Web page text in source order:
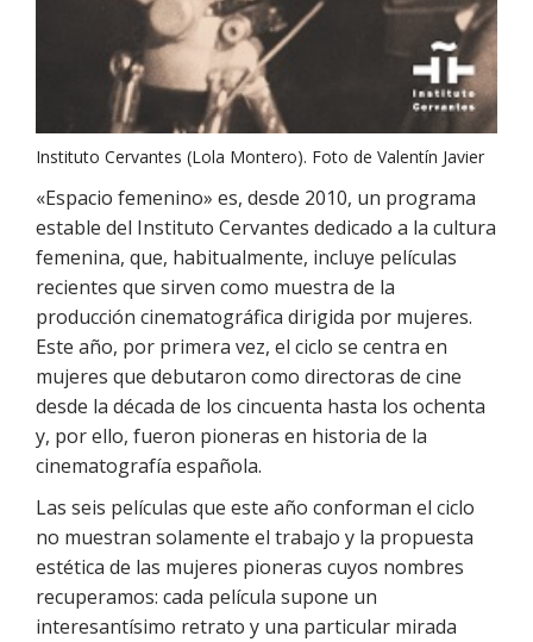
Instituto Cervantes (Lola Montero). Foto de Valentín Javier
«Espacio femenino» es, desde 2010, un programa
estable del Instituto Cervantes dedicado a la cultura
femenina, que, habitualmente, incluye películas
recientes que sirven como muestra de la
producción cinematográfica dirigida por mujeres.
Este año, por primera vez, el ciclo se centra en
mujeres que debutaron como directoras de cine
desde la década de los cincuenta hasta los ochenta
y, por ello, fueron pioneras en historia de la
cinematografía española.
Las seis películas que este año conforman el ciclo
no muestran solamente el trabajo y la propuesta
estética de las mujeres pioneras cuyos nombres
recuperamos: cada película supone un
interesantísimo retrato y una particular mirada